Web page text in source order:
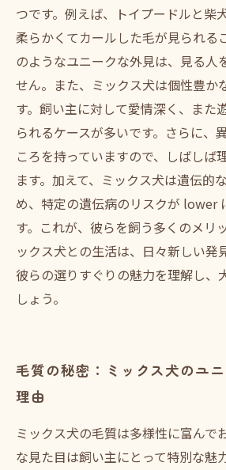
つです。例えば、トイプードルと柴
柔らかくてカールした毛が見られる
のようなユニークな外見は、見る人
せん。また、ミックス犬は個性豊か
す。飼い主に対して愛情深く、また
られるケースが多いです。さらに、
ころを持っていますので、しばしば
ます。加えて、ミックス犬は遺伝的
め、特定の遺伝病のリスクが lower
す。これが、彼らを飼う多くのメリ
ックス犬との生活は、日々新しい発
彼らの選りすぐりの魅力を理解し、
しょう。
毛質の秘密：ミックス犬のユ
理由
ミックス犬の毛質は多様性に富んで
な見た目は飼い主にとって特別な魅